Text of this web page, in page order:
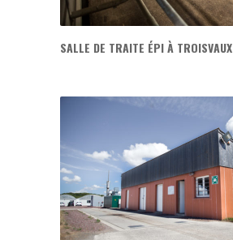
SALLE DE TRAITE ÉPI À TROISVAUX